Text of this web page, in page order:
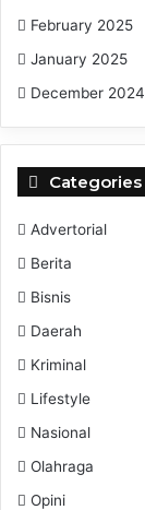
February 2025
January 2025
December 2024
Categories
Advertorial
Berita
Bisnis
Daerah
Kriminal
Lifestyle
Nasional
Olahraga
Opini